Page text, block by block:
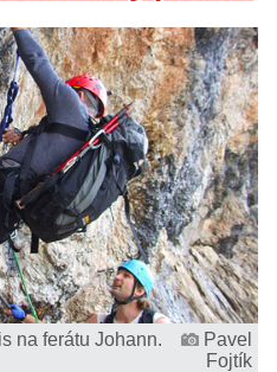
na ferátu Johann.
Pavel
Fojtík